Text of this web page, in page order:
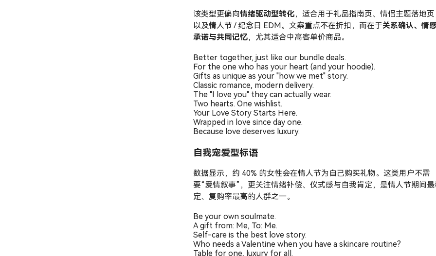
该类型更偏向情绪驱动型转化，适合用于礼品指南页、情侣主题落地页
以及情人节 / 纪念日 EDM。文案重点不在折扣，而在于关系确认、情
承诺与共同记忆，尤其适合中高客单价商品。
Better together, just like our bundle deals.
For the one who has your heart (and your hoodie).
Gifts as unique as your "how we met" story.
Classic romance, modern delivery.
The "I love you" they can actually wear.
Two hearts. One wishlist.
Your Love Story Starts Here.
Wrapped in love since day one.
Because love deserves luxury.
自我宠爱型标语
数据显示，约 40% 的女性会在情人节为自己购买礼物。这类用户不需
要“爱情叙事”，更关注情绪补偿、仪式感与自我肯定，是情人节期间最
定、复购率最高的人群之一。
Be your own soulmate.
A gift from: Me, To: Me.
Self-care is the best love story.
Who needs a Valentine when you have a skincare routine?
Table for one, luxury for all.